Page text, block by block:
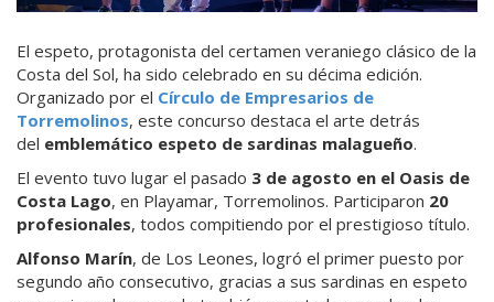
El espeto, protagonista del certamen veraniego clásico de la
Costa del Sol, ha sido celebrado en su décima edición.
Organizado por el Círculo de Empresarios de
Torremolinos, este concurso destaca el arte detrás
del emblemático espeto de sardinas malagueño.
El evento tuvo lugar el pasado 3 de agosto en el Oasis de
Costa Lago, en Playamar, Torremolinos. Participaron 20
profesionales, todos compitiendo por el prestigioso título.
Alfonso Marín, de Los Leones, logró el primer puesto por
segundo año consecutivo, gracias a sus sardinas en espeto